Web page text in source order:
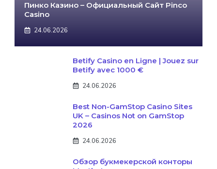
Пинко Казино – Официальный Сайт Pinco
Casino
24.06.2026
Betify Casino en Ligne | Jouez sur
Betify avec 1000 €
24.06.2026
Best Non-GamStop Casino Sites
UK – Casinos Not on GamStop
2026
24.06.2026
Обзор букмекерской конторы